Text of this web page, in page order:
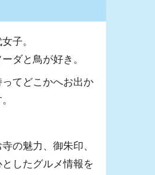
子。
ダと鳥が好き。
てどこかへお出か
の魅力、御朱印、
したグルメ情報を